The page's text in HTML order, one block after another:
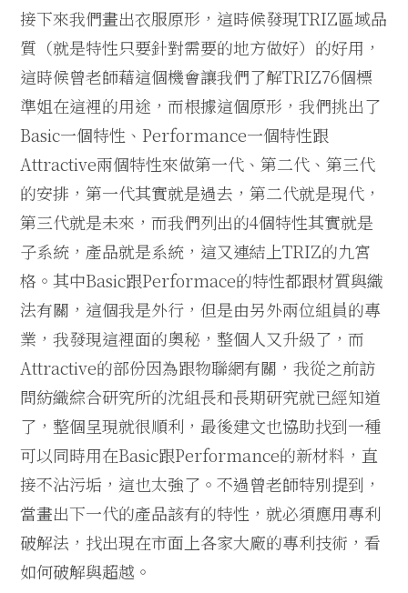
接下來我們畫出衣服原形，這時候發現TRIZ區域品
質（就是特性只要針對需要的地方做好）的好用，
這時候曾老師藉這個機會讓我們了解TRIZ76個標
準姐在這裡的用途，而根據這個原形，我們挑出了
Basic一個特性、Performance一個特性跟
Attractive兩個特性來做第一代、第二代、第三代
的安排，第一代其實就是過去，第二代就是現代，
第三代就是未來，而我們列出的4個特性其實就是
子系統，產品就是系統，這又連結上TRIZ的九宮
格。其中Basic跟Performace的特性都跟材質與織
法有關，這個我是外行，但是由另外兩位組員的專
業，我發現這裡面的奧秘，整個人又升級了，而
Attractive的部份因為跟物聯網有關，我從之前訪
問紡織綜合研究所的沈組長和長期研究就已經知道
了，整個呈現就很順利，最後建文也協助找到一種
可以同時用在Basic跟Performance的新材料，直
接不沾污垢，這也太強了。不過曾老師特別提到，
當畫出下一代的產品該有的特性，就必須應用專利
破解法，找出現在市面上各家大廠的專利技術，看
如何破解與超越。